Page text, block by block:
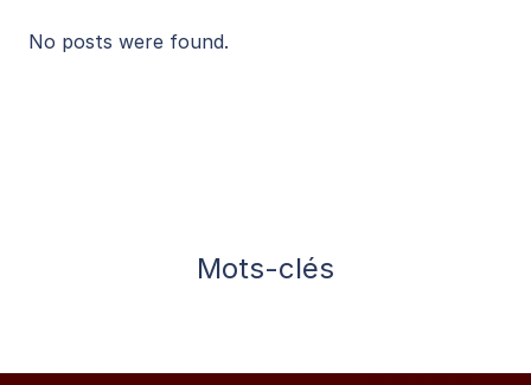
No posts were found.
Mots-clés